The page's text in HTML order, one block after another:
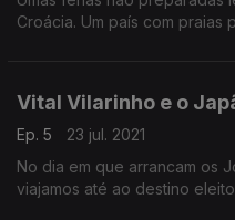
Croácia. Um país com praias
Vital Vilarinho e o
Ep. 5
23 jul. 2021
No dia em que arrancam os
viajamos até ao destino